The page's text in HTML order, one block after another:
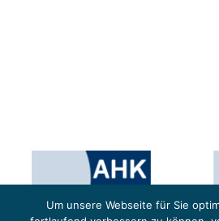
Um unsere Webseite für Sie